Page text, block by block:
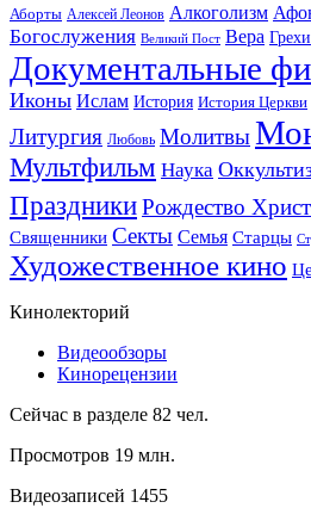
Аборты Алексей Леонов Алкоголизм
Богослужения Великий Пост Вера Грехи
Документальные
Иконы Ислам История История Церкви
Литургия Любовь Молитвы
Мультфильм Наука
ПраздникиРождество
Священники Секты Семья Старцы
Художественное кино
Кинолекторий
Видеообзоры
Кинорецензии
Сейчас в разделе 82 чел.
Просмотров 19 млн.
Видеозаписей 1455